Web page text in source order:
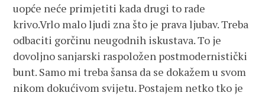
uopće neće primjetiti kada drugi to rade
krivo.Vrlo malo ljudi zna što je prava ljubav. Treba
odbaciti gorčinu neugodnih iskustava. To je
dovoljno sanjarski raspoložen postmodernistički
bunt. Samo mi treba šansa da se dokažem u svom
nikom dokućivom svijetu. Postajem netko tko je